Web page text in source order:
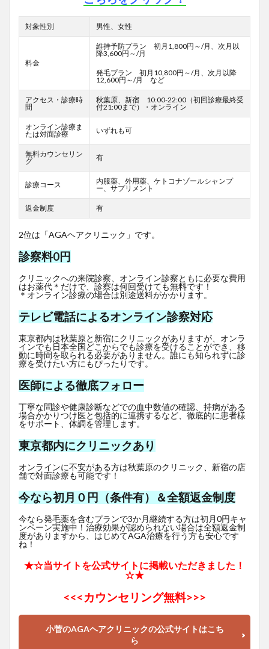
対象性別 男性、女性
料金
維持予防プラン 初月1,800円～/月、次月以
降3,600円～/月
発毛プラン 初月10,800円～/月、次月以降
12,600円～/月 など
アクセス・診療時
間
秋葉原、新宿 10:00-22:00（初回診療最終受
付21:00まで）・オンライン
オンライン診療ま
たは対面診療
いずれも可
無料カウンセリン
グ
有
診療コース
内服薬、外用薬、ケトコナゾールシャンプ
ー、サプリメント
返金制度 有
2位は「AGAヘアクリニック」です。
診察料0円
クリニックへの来院診察、オンライン診察ともに必要な費用
はお薬代＊だけで、診察は何回受けても無料です！
＊オンライン診療の場合は別途送料がかかります。
テレビ電話によるオンライン診察対応
東京都内は秋葉原と新宿にクリニックがありますが、オンラ
インでも日本全国どこからでも診療を受けることができ、移
動に時間を取られる必要がありません。誰にも知られずに診
療を受けたい方にもぴったりです。
医師による徹底フォロー
丁寧な問診や健康診断などでの血中数値の確認、持病がある
場合かかりつけ医と包括的に連携するなど、徹底的に患者様
をサポート、体調を管理します。
東京都内にクリニックあり
オンラインに不安がある方は秋葉原のクリニック、新宿の店
舗で対面診療も可能です！
今なら初月０円（条件有）＆全額返金制度
今なら発毛薬を含むプランで3か月継続する方は初月0円キャ
ンペーン実施中！治療効果が認められない場合は全額返金制
度がありますから、はじめてAGA治療を行う方も安心です
ね！
★☆当サイトを公式サイトに掲載いただきました！
☆★
<<<カウンセリング無料>>>
小菅のAGAヘアクリニックの公式サイトはこち
ら